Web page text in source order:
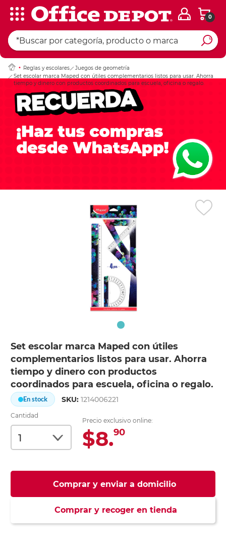
0
Reglas y escolares
Juegos de geometría
Set escolar marca Maped con útiles complementarios listos para usar. Ahorra
tiempo y dinero con productos coordinados para escuela, oficina o regalo.
Set escolar marca Maped con útiles
complementarios listos para usar. Ahorra
tiempo y dinero con productos
coordinados para escuela, oficina o regalo.
En stock SKU:1214006221
Cantidad
Precio exclusivo online:
$8.90
Comprar y enviar a domicilio
Comprar y recoger en tienda
Ingresar Codigo